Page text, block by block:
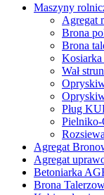
Maszyny
Agregat
Brona
Brona
Wał
Pług
Agregat
Agregat
Betoniarka
Brona